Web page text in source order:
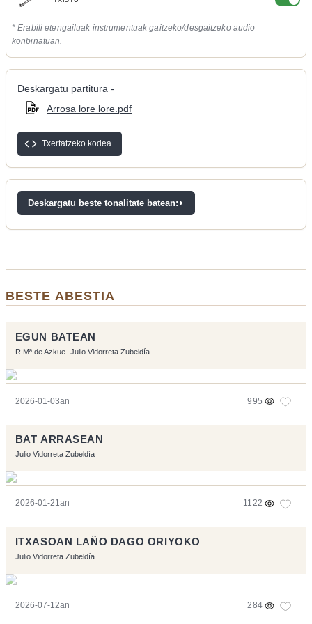
* Erabili etengailuak instrumentuak gaitzeko/desgaitzeko audio
konbinatuan.
Deskargatu partitura -
Arrosa lore lore.pdf
Txertatzeko kodea
Deskargatu beste tonalitate batean:
BESTE ABESTIA
EGUN BATEAN
R Mª de Azkue Julio Vidorreta Zubeldía
2026-01-03an 995
BAT ARRASEAN
Julio Vidorreta Zubeldía
2026-01-21an 1122
ITXASOAN LAÑO DAGO ORIYOKO
Julio Vidorreta Zubeldía
2026-07-12an 284